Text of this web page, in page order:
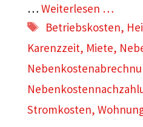
… Weiterlesen …
Schlagwörter
Betriebskosten,
Karenzzeit, Miete,
Stromkosten,